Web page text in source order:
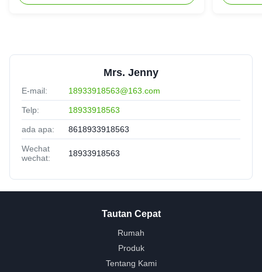
Mrs. Jenny
E-mail: 18933918563@163.com
Telp: 18933918563
ada apa: 8618933918563
Wechat
wechat:
18933918563
Tautan Cepat
Rumah
Produk
Tentang Kami